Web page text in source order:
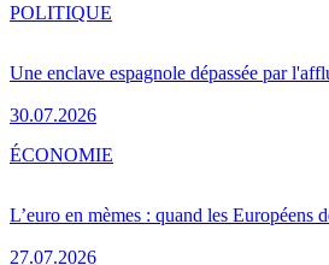
Une enclave espagnole dépassée par
30.07.2026
POLITIQUE
L’euro en mèmes : quand les Européens
27.07.2026
ÉCONOMIE